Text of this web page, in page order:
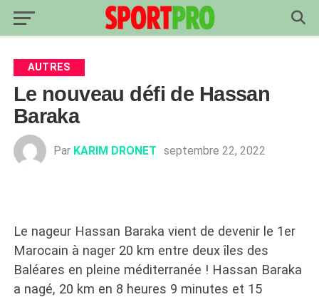
AUTRES
Le nouveau défi de Hassan
Baraka
Par KARIM DRONET septembre 22, 2022
Le nageur Hassan Baraka vient de devenir le 1er
Marocain à nager 20 km entre deux îles des
Baléares en pleine méditerranée ! Hassan Baraka
a nagé, 20 km en 8 heures 9 minutes et 15